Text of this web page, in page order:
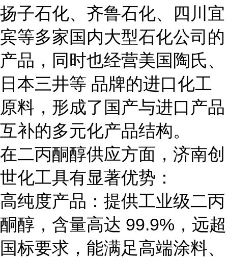
扬子石化、齐鲁石化、四川宜
宾等多家国内大型石化公司的
产品，同时也经营美国陶氏、
日本三井等 品牌的进口化工
原料，形成了国产与进口产品
互补的多元化产品结构。
在二丙酮醇供应方面，济南创
世化工具有显著优势：
高纯度产品：提供工业级二丙
酮醇，含量高达 99.9%，远超
国标要求，能满足高端涂料、